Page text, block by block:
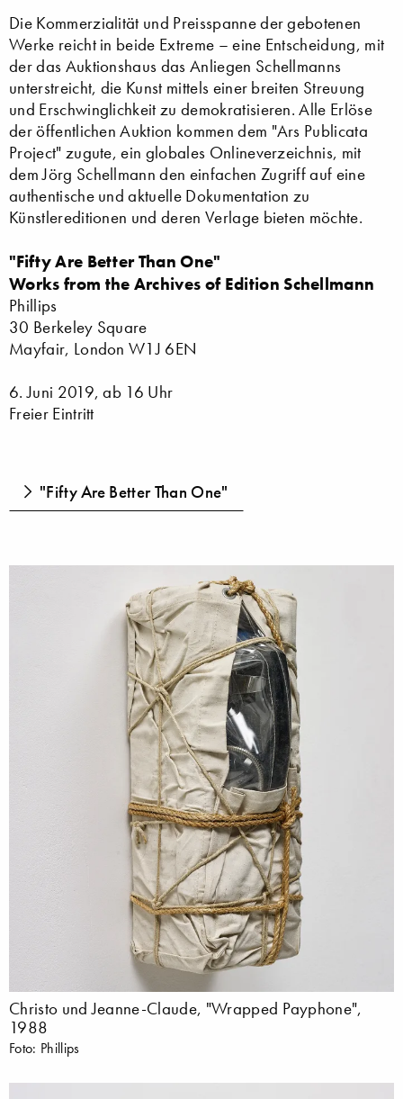
Die Kommerzialität und Preisspanne der gebotenen
Werke reicht in beide Extreme – eine Entscheidung, mit
der das Auktionshaus das Anliegen Schellmanns
unterstreicht, die Kunst mittels einer breiten Streuung
und Erschwinglichkeit zu demokratisieren. Alle Erlöse
der öffentlichen Auktion kommen dem "Ars Publicata
Project" zugute, ein globales Onlineverzeichnis, mit
dem Jörg Schellmann den einfachen Zugriff auf eine
authentische und aktuelle Dokumentation zu
Künstlereditionen und deren Verlage bieten möchte.
"Fifty Are Better Than One"
Works from the Archives of Edition Schellmann
Phillips
30 Berkeley Square
Mayfair, London W1J 6EN
6. Juni 2019, ab 16 Uhr
Freier Eintritt
"Fifty Are Better Than One"
Christo und Jeanne-Claude, "Wrapped Payphone",
1988
Foto: Phillips